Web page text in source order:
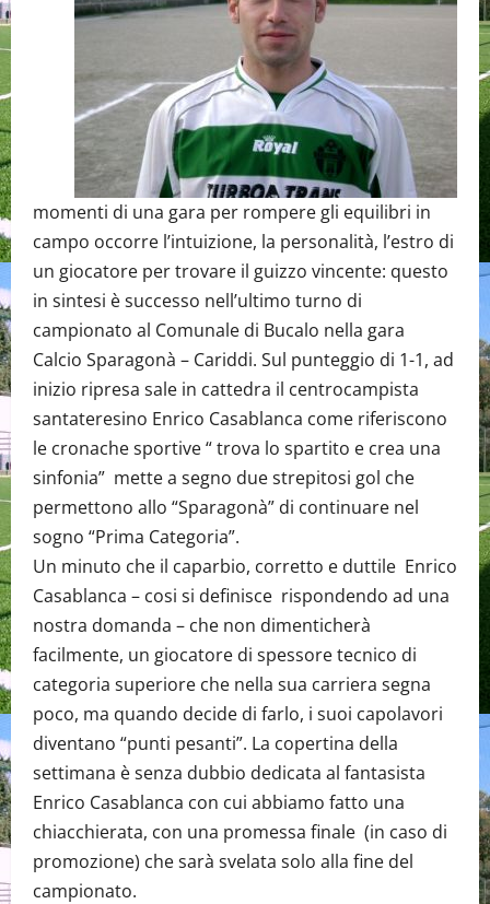
momenti di una gara per rompere gli equilibri in
campo occorre l’intuizione, la personalità, l’estro di
un giocatore per trovare il guizzo vincente: questo
in sintesi è successo nell’ultimo turno di
campionato al Comunale di Bucalo nella gara
Calcio Sparagonà – Cariddi. Sul punteggio di 1-1, ad
inizio ripresa sale in cattedra il centrocampista
santateresino Enrico Casablanca come riferiscono
le cronache sportive “ trova lo spartito e crea una
sinfonia” mette a segno due strepitosi gol che
permettono allo “Sparagonà” di continuare nel
sogno “Prima Categoria”.
Un minuto che il caparbio, corretto e duttile Enrico
Casablanca – cosi si definisce rispondendo ad una
nostra domanda – che non dimenticherà
facilmente, un giocatore di spessore tecnico di
categoria superiore che nella sua carriera segna
poco, ma quando decide di farlo, i suoi capolavori
diventano “punti pesanti”. La copertina della
settimana è senza dubbio dedicata al fantasista
Enrico Casablanca con cui abbiamo fatto una
chiacchierata, con una promessa finale (in caso di
promozione) che sarà svelata solo alla fine del
campionato.